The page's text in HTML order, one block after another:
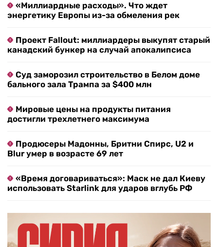
«Миллиардные расходы». Что ждет
энергетику Европы из-за обмеления рек
Проект Fallout: миллиардеры выкупят старый
канадский бункер на случай апокалипсиса
Суд заморозил строительство в Белом доме
бального зала Трампа за $400 млн
Мировые цены на продукты питания
достигли трехлетнего максимума
Продюсеры Мадонны, Бритни Спирс, U2 и
Blur умер в возрасте 69 лет
«Время договариваться»: Маск не дал Киеву
использовать Starlink для ударов вглубь РФ